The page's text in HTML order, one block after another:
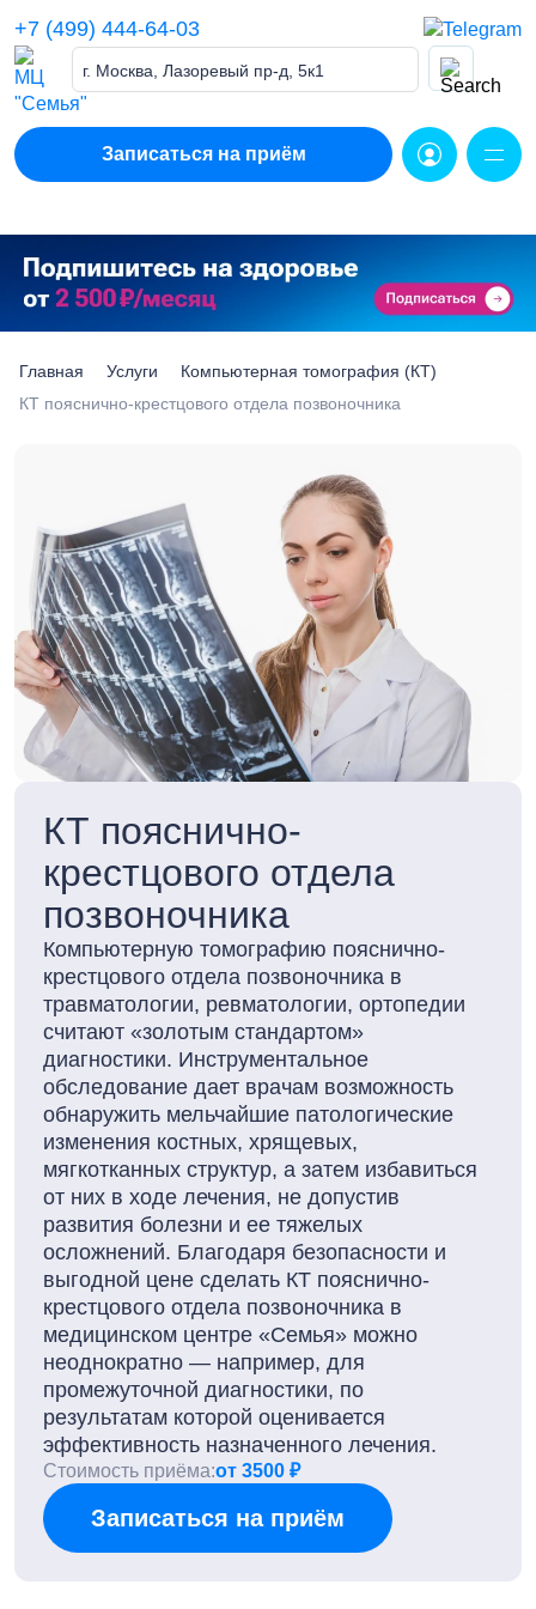
content
+7 (499) 444-64-03
г. Москва, Лазоревый пр-д, 5к1
Записаться на приём
Главная Услуги
Компьютерная томография (КТ)
КТ пояснично-крестцового отдела позвоночника
КТ пояснично-
крестцового отдела
позвоночника
Компьютерную томографию пояснично-
крестцового отдела позвоночника в
травматологии, ревматологии, ортопедии
считают «золотым стандартом»
диагностики. Инструментальное
обследование дает врачам возможность
обнаружить мельчайшие патологические
изменения костных, хрящевых,
мягкотканных структур, а затем избавиться
от них в ходе лечения, не допустив
развития болезни и ее тяжелых
осложнений. Благодаря безопасности и
выгодной цене сделать КТ пояснично-
крестцового отдела позвоночника в
медицинском центре «Семья» можно
неоднократно — например, для
промежуточной диагностики, по
результатам которой оценивается
эффективность назначенного лечения.
Стоимость приёма:от 3500 ₽
Записаться на приём